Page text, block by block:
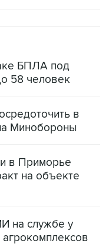
БПЛА под
58 человек
в
Минобороны
в Приморье
на объекте
на службе у